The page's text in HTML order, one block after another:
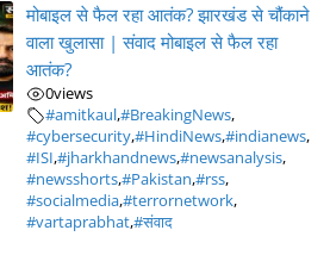
मोबाइल से फैल रहा आतंक? झारखंड से चौंकाने
वाला खुलासा | संवाद मोबाइल से फैल रहा
आतंक?
0views
#amitkaul,#BreakingNews,
#cybersecurity,#HindiNews,#indianews,
#ISI,#jharkhandnews,#newsanalysis,
#newsshorts,#Pakistan,#rss,
#socialmedia,#terrornetwork,
#vartaprabhat,#संवाद